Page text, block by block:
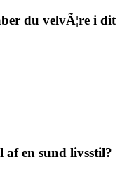
du velvÃ¦re i dit
af en sund livsstil?